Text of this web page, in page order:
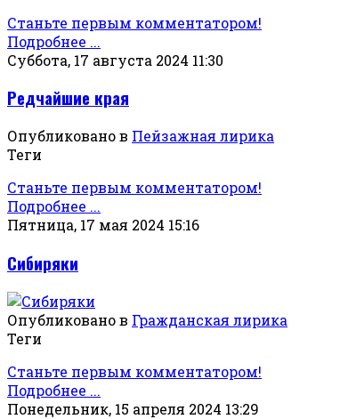
Станьте первым комментатором!
Подробнее ...
Суббота, 17 августа 2024 11:30
Редчайшие края
Опубликовано в Пейзажная лирика
Теги
Станьте первым комментатором!
Подробнее ...
Пятница, 17 мая 2024 15:16
Сибиряки
Опубликовано в Гражданская лирика
Теги
Станьте первым комментатором!
Подробнее ...
Понедельник, 15 апреля 2024 13:29